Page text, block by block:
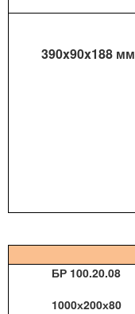
390x90x188 мм
БР 100.20.08
1000х200х80